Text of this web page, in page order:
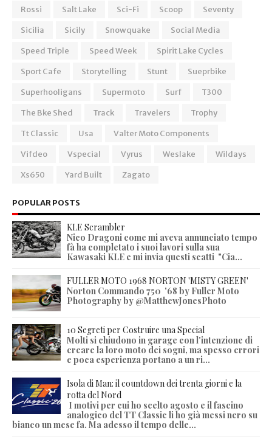
Rossi
Salt Lake Sci-Fi Scoop
Seventy
Sicilia
Sicily Snowquake
Social Media
Speed Triple
Speed Week
Spirit Lake Cycles
Sport Cafe
Storytelling Stunt
Sueprbike
Superhooligans
Supermoto Surf
T300
The Bke Shed
Track Travelers
Trophy
Tt Classic
Usa
Valter Moto Components
Vifdeo
Vspecial Vyrus Weslake
Wildays
Xs650
Yard Built Zagato
POPULAR POSTS
KLE Scrambler
Nico Dragoni come mi aveva annunciato tempo
fà ha completato i suoi lavori sulla sua
Kawasaki KLE e mi invia questi scatti "Cia...
FULLER MOTO 1968 NORTON 'MISTY GREEN'
Norton Commando 750 '68 by Fuller Moto
Photography by @MatthewJonesPhoto
10 Segreti per Costruire una Special
Molti si chiudono in garage con l'intenzione di
creare la loro moto dei sogni, ma spesso errori
e poca esperienza portano a un ri...
Isola di Man: il countdown dei trenta giorni e la
rotta del Nord
I motivi per cui ho scelto agosto e il fascino
analogico del TT Classic li ho già messi nero su
bianco un mese fa. Ma adesso il tempo delle...